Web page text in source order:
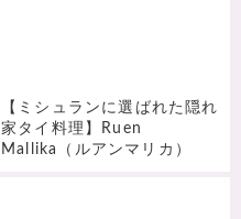
【ミシュランに選ばれた隠れ
家タイ料理】Ruen
Mallika（ルアンマリカ）